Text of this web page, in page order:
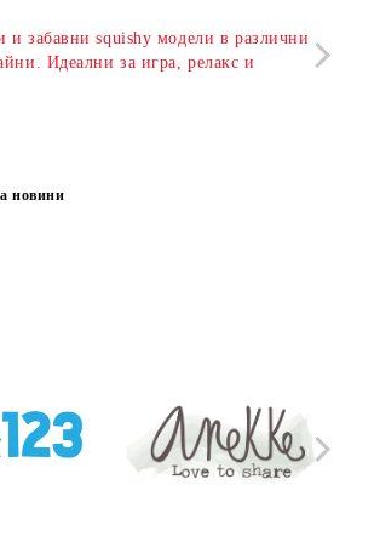
и забавни squishy модели в различни
Идеални за игра, релакс и
новини